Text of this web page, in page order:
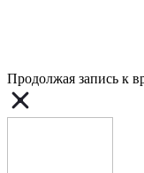
Продолжая запись к